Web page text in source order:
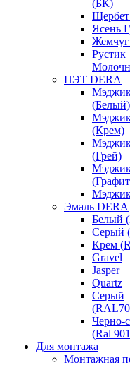
(БК)
Ясень
Рустик
ПЭТ DERA
(Белый)
(Крем)
(Грей)
Эмаль DERA
Белый
Серый
Крем
Gravel
Jasper
Quartz
Серый
Черно-
(Ral
Для монтажа
Монтажная